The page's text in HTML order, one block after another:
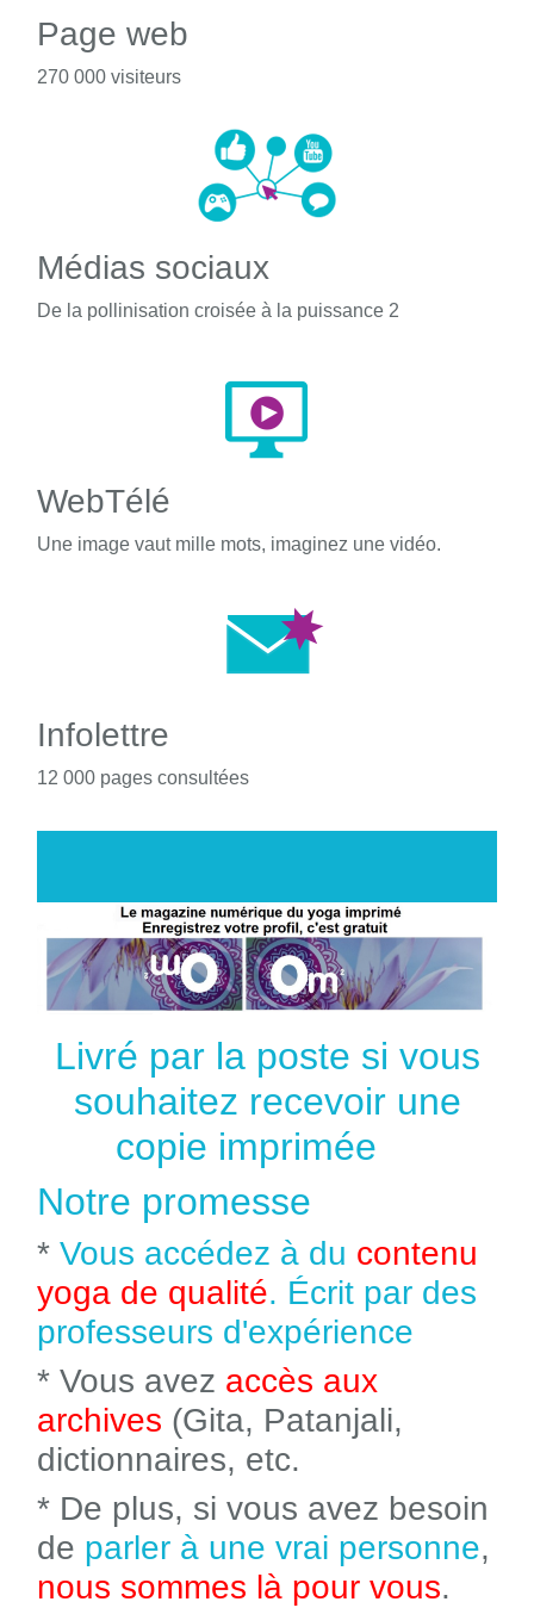
Page web
270 000 visiteurs
Médias sociaux
De la pollinisation croisée à la puissance 2
WebTélé
Une image vaut mille mots, imaginez une vidéo.
Infolettre
12 000 pages consultées
Livré par la poste si vous
souhaitez recevoir une
copie imprimée
Notre promesse
* Vous accédez à du contenu
yoga de qualité. Écrit par des
professeurs d'expérience
* Vous avez accès aux
archives (Gita, Patanjali,
dictionnaires, etc.
* De plus, si vous avez besoin
de parler à une vrai personne,
nous sommes là pour vous.